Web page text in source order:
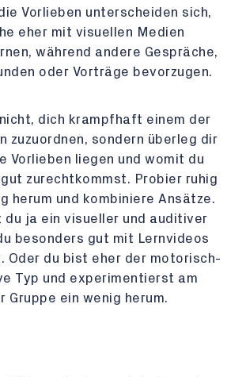
Vorlieben unterscheiden sich,
eher mit visuellen Medien
während andere Gespräche,
oder Vorträge bevorzugen.
dich krampfhaft einem der
zuzuordnen, sondern überleg dir
Vorlieben liegen und womit du
zurechtkommst. Probier ruhig
herum und kombiniere Ansätze.
ja ein visueller und auditiver
besonders gut mit Lernvideos
Oder du bist eher der motorisch-
Typ und experimentierst am
Gruppe ein wenig herum.